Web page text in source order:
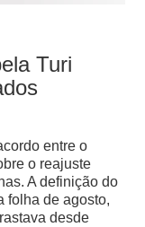
Turi
entre o
o reajuste
A definição do
folha de agosto,
desde